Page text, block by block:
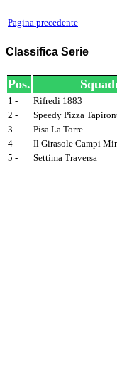
Pagina precedente
Classifica Serie
Pos.
1 - Rifredi 1883
2 -
Speedy Pizza
3 -
Pisa La Torre
4 -
Il Girasole Campi
5 -
Settima Traversa